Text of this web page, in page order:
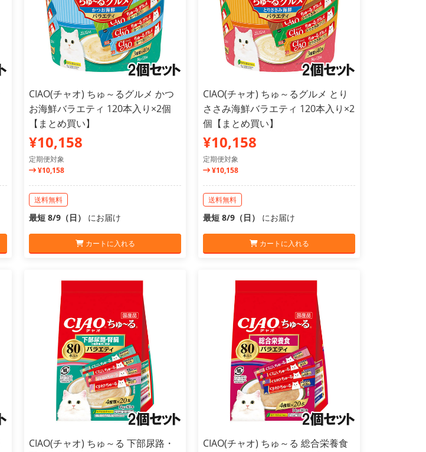
CIAO(チャオ) ちゅ～るグルメ かつ
お海鮮バラエティ 120本入り×2個
【まとめ買い】
¥10,158
定期便対象
¥10,158
送料無料
最短 8/9（日） にお届け
カートに入れる
CIAO(チャオ) ちゅ～るグルメ とり
ささみ海鮮バラエティ 120本入り×2
個【まとめ買い】
¥10,158
定期便対象
¥10,158
送料無料
最短 8/9（日） にお届け
カートに入れる
CIAO(チャオ) ちゅ～る 下部尿路・
CIAO(チャオ) ちゅ～る 総合栄養食